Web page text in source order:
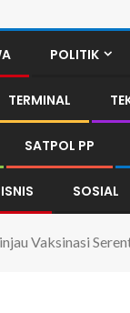
POLITIK
TERMINAL
SATPOL PP
SOSIAL
Vaksinasi